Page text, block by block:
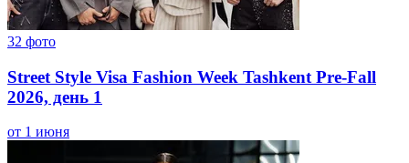
32 фото
Street Style Visa Fashion Week Tashkent Pre-Fall
2026, день 1
от 1 июня